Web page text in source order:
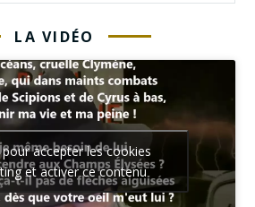
LA VIDÉO
pour accepter les cookies
et activer ce contenu